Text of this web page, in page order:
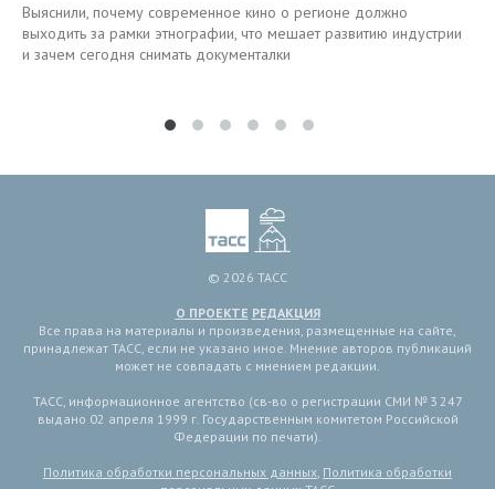
Выяснили, почему современное кино о регионе должно
выходить за рамки этнографии, что мешает развитию индустрии
и зачем сегодня снимать документалки
© 2026 ТАСС
О ПРОЕКТЕ РЕДАКЦИЯ
Все права на материалы и произведения, размещенные на сайте,
принадлежат ТАСС, если не указано иное. Мнение авторов публикаций
может не совпадать с мнением редакции.
ТАСС, информационное агентство (св-во о регистрации СМИ № 3 247
выдано 02 апреля 1999 г. Государственным комитетом Российской
Федерации по печати).
Политика обработки персональных данных Политика обработки